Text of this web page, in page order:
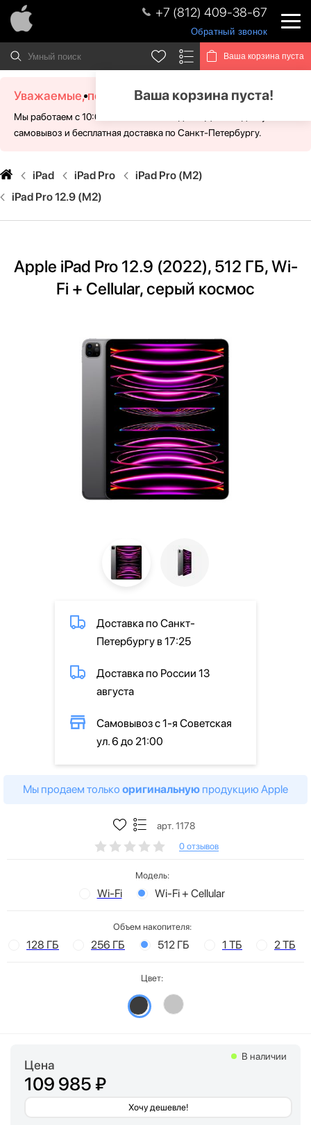
+7 (812) 409-38-67
Обратный звонок
Ваша корзина пуста
Ваша корзина пуста!
Уважаемые, посетители!
Мы работаем с 10:00 - 21:00 без выходных. Для Вас доступен
самовывоз и бесплатная доставка по Санкт-Петербургу.
iPad iPad Pro
iPad Pro (M2)
iPad Pro 12.9 (M2)
Apple iPad Pro 12.9 (2022), 512 ГБ, Wi-
Fi + Cellular, серый космос
Доставка по Санкт-
Петербургу в 17:25
Доставка по России 13
августа
Самовывоз с 1-я Советская
ул. 6 до 21:00
Мы продаем только оригинальную продукцию Apple
арт. 1178
0 отзывов
Модель:
Wi-Fi Wi-Fi + Cellular
Объем накопителя:
128 ГБ 256 ГБ 512 ГБ 1 ТБ 2 ТБ
Цвет:
Цена
109 985 ₽
Хочу дешевле!
В наличии